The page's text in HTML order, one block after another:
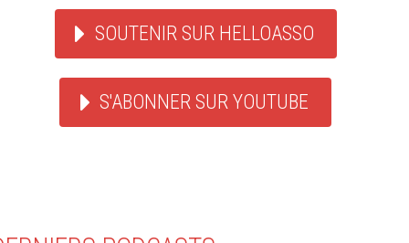
SOUTENIR SUR HELLOASSO
S'ABONNER SUR YOUTUBE